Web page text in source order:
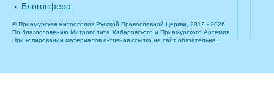
Блогосфера
© Приамурская митрополия Русской Православной Церкви, 2012 - 2026
По благословению Митрополита Хабаровского и Приамурского Артемия.
При копировании материалов активная ссылка на сайт обязательна.